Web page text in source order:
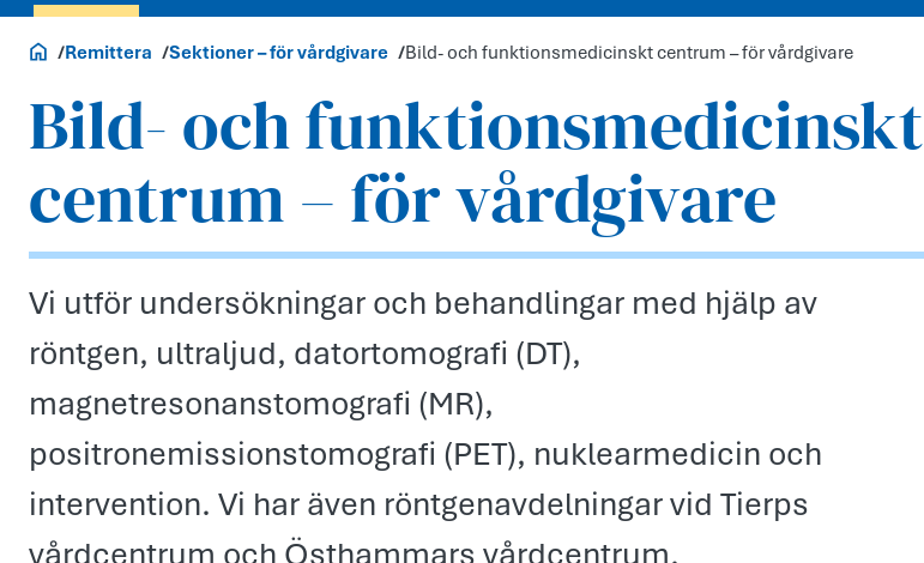
Vårdgivare
Remittera Sektioner – för vårdgivare Bild- och funktionsmedicinskt centrum – för vårdgivare
Bild- och funktionsmedicinskt
centrum – för vårdgivare
Vi utför undersökningar och behandlingar med hjälp av
röntgen, ultraljud, datortomografi (DT),
magnetresonanstomografi (MR),
positronemissionstomografi (PET), nuklearmedicin och
intervention. Vi har även röntgenavdelningar vid Tierps
vårdcentrum och Östhammars vårdcentrum.